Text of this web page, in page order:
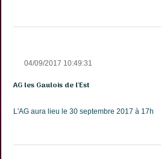
04/09/2017 10:49:31
AG les Gaulois de l'Est
L'AG aura lieu le 30 septembre 2017 à 17h